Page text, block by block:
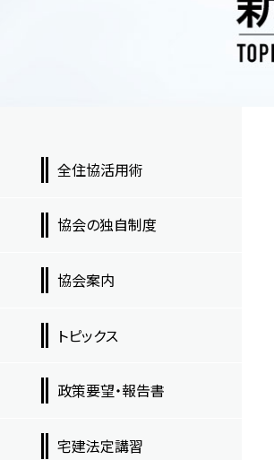
全住協活用術
協会の独自制度
協会案内
トピックス
政策要望・報告書
宅建法定講習